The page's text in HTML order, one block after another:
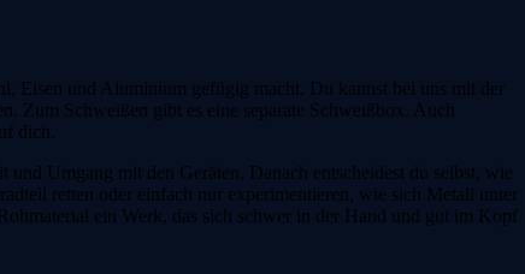
Eisen und Aluminium gefügig macht. Du kannst bei uns mit der
Zum Schweißen gibt es eine separate Schweißbox. Auch
dich.
Umgang mit den Geräten. Danach entscheidest du selbst, wie
retten oder einfach nur experimentieren, wie sich Metall unter
ein Werk, das sich schwer in der Hand und gut im Kopf